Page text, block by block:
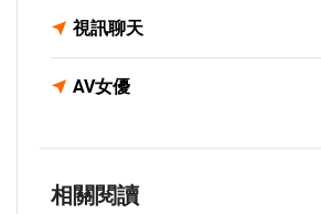
視訊聊天
AV女優
相關閱讀